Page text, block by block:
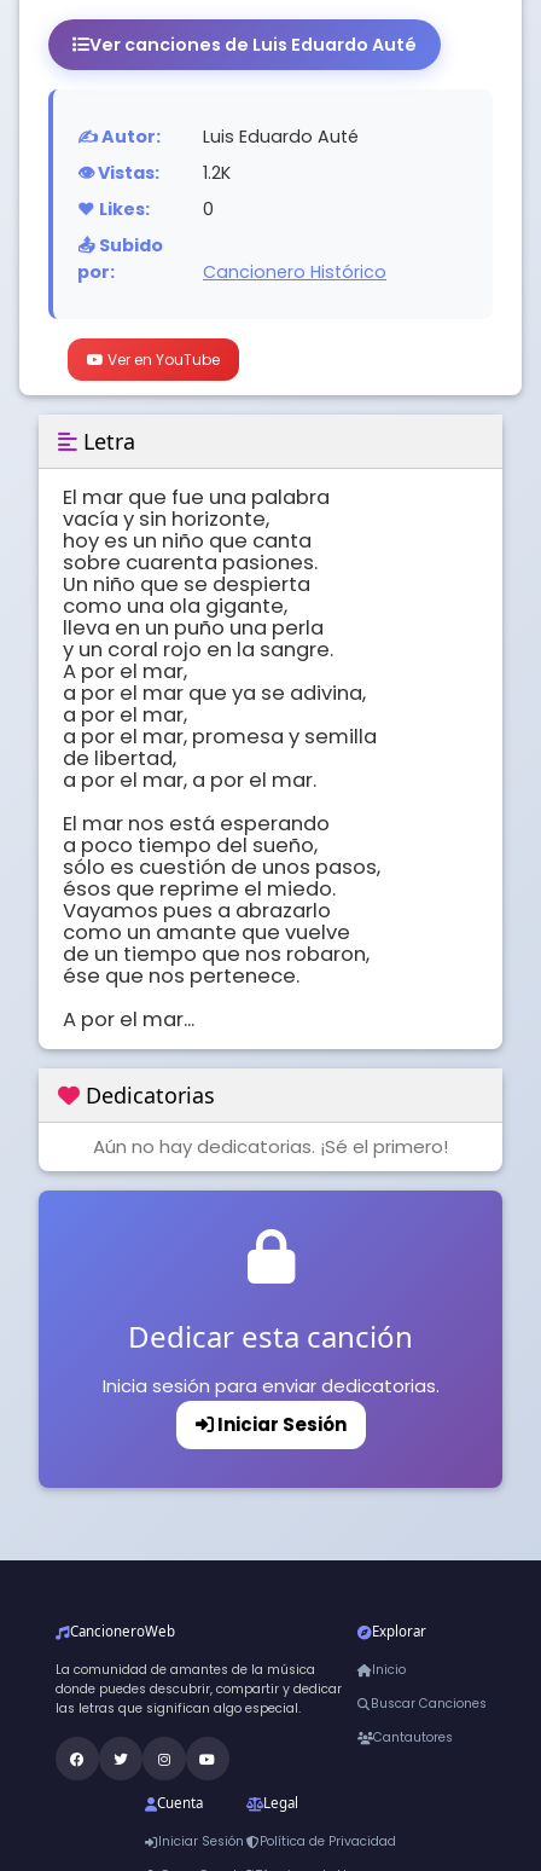
Ver canciones de Luis Eduardo Auté
✍️ Autor:
Luis Eduardo Auté
👁️ Vistas:
1.2K
❤️ Likes:
0
📤 Subido
por:
Cancionero Histórico
Ver en YouTube
Letra
El mar que fue una palabra
vacía y sin horizonte,
hoy es un niño que canta
sobre cuarenta pasiones.
Un niño que se despierta
como una ola gigante,
lleva en un puño una perla
y un coral rojo en la sangre.
A por el mar,
a por el mar que ya se adivina,
a por el mar,
a por el mar, promesa y semilla
de libertad,
a por el mar, a por el mar.
El mar nos está esperando
a poco tiempo del sueño,
sólo es cuestión de unos pasos,
ésos que reprime el miedo.
Vayamos pues a abrazarlo
como un amante que vuelve
de un tiempo que nos robaron,
ése que nos pertenece.
A por el mar...
Dedicatorias
Aún no hay dedicatorias. ¡Sé el primero!
Dedicar esta canción
Inicia sesión para enviar dedicatorias.
Iniciar Sesión
CancioneroWeb
La comunidad de amantes de la música
donde puedes descubrir, compartir y dedicar
las letras que significan algo especial.
Explorar
Inicio
Buscar Canciones
Cantautores
Cuenta
Iniciar Sesión
Legal
Política de Privacidad